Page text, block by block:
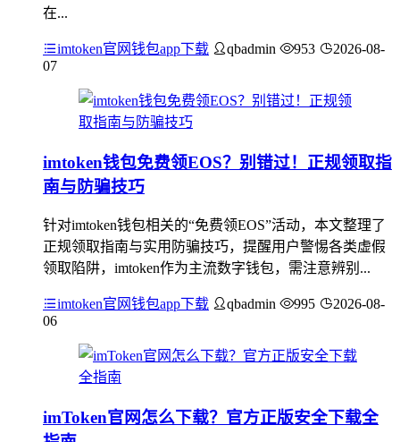
在...
imtoken官网钱包app下载 qbadmin 953
2026-08-
07
imtoken钱包免费领EOS？别错过！正规领取指
南与防骗技巧
针对imtoken钱包相关的“免费领EOS”活动，本文整理了
正规领取指南与实用防骗技巧，提醒用户警惕各类虚假
领取陷阱，imtoken作为主流数字钱包，需注意辨别...
imtoken官网钱包app下载 qbadmin 995
2026-08-
06
imToken官网怎么下载？官方正版安全下载全